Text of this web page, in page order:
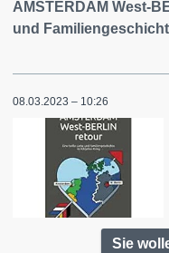
AMSTERDAM West-
und
08.03.2023 – 10:26
Sie